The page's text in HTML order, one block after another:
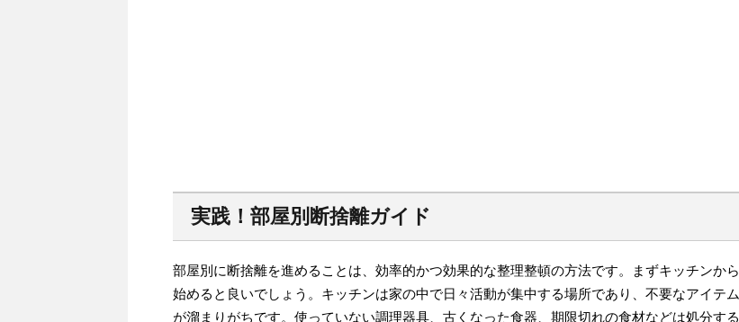
実践！部屋別断捨離ガイド
部屋別に断捨離を進めることは、効率的かつ効果的な整理整頓の方法です。まずキッチンから
始めると良いでしょう。キッチンは家の中で日々活動が集中する場所であり、不要なアイテム
が溜まりがちです。使っていない調理器具、古くなった食器、期限切れの食材などは処分する